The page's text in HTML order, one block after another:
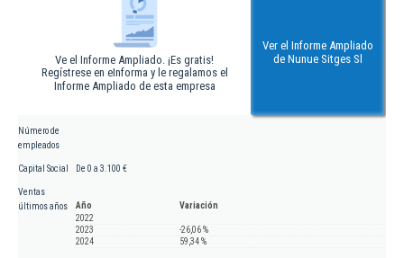
Ve el Informe Ampliado. ¡Es gratis!
Regístrese en eInforma y le regalamos el
Informe Ampliado de esta empresa
Ver el Informe Ampliado
de Nunue Sitges Sl
Número de
empleados
Capital Social De 0 a 3.100 €
Ventas
últimos años
Año
Variación
2022
2023
-26,06 %
2024
59,34 %